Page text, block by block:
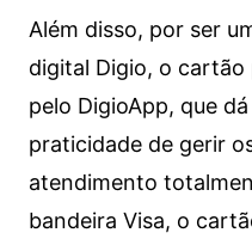
Além disso, por ser
digital Digio, o
pelo DigioApp, que
praticidade de gerir
atendimento
bandeira Visa, o